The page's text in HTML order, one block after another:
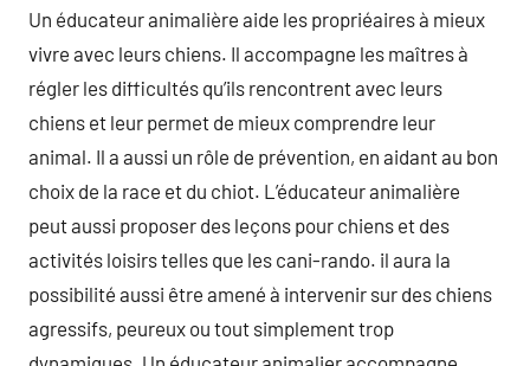
Un éducateur animalière aide les propriéaires à mieux
vivre avec leurs chiens. Il accompagne les maîtres à
régler les difficultés qu’ils rencontrent avec leurs
chiens et leur permet de mieux comprendre leur
animal. Il a aussi un rôle de prévention, en aidant au bon
choix de la race et du chiot. L’éducateur animalière
peut aussi proposer des leçons pour chiens et des
activités loisirs telles que les cani-rando. il aura la
possibilité aussi être amené à intervenir sur des chiens
agressifs, peureux ou tout simplement trop